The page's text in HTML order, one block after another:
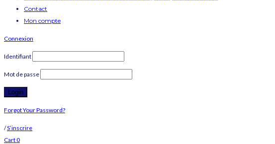
Contact
Mon compte
Connexion
Identifiant
Mot de passe
Forgot Your Password?
/S’inscrire
Cart0